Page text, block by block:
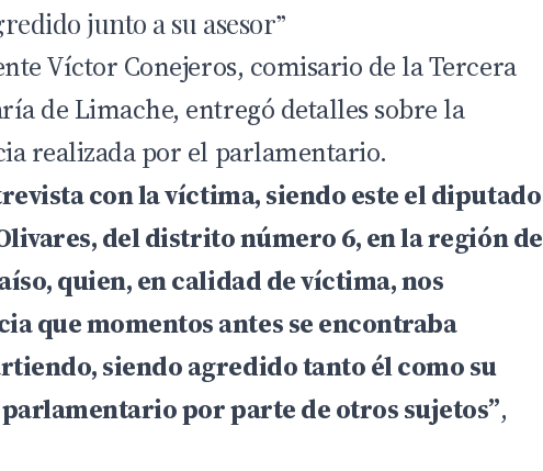
junto a su asesor”
Víctor Conejeros, comisario de la Tercera
de Limache, entregó detalles sobre la
realizada por el parlamentario.
con la víctima, siendo este el diputado
del distrito número 6, en la región de
quien, en calidad de víctima, nos
que momentos antes se encontraba
siendo agredido tanto él como su
por parte de otros sujetos”,